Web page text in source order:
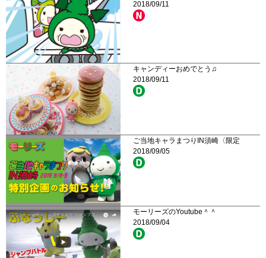
2018/09/11
キャンディーおめでとう♫
2018/09/11
ご当地キャラまつりIN須崎〈限定
2018/09/05
モーリーズのYoutube＾＾
2018/09/04